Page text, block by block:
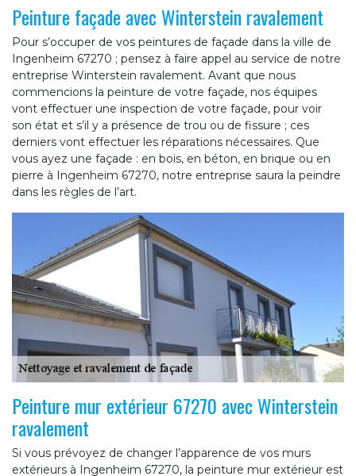
Peinture façade avec Winterstein ravalement
Pour s’occuper de vos peintures de façade dans la ville de
Ingenheim 67270 ; pensez à faire appel au service de notre
entreprise Winterstein ravalement. Avant que nous
commencions la peinture de votre façade, nos équipes
vont effectuer une inspection de votre façade, pour voir
son état et s’il y a présence de trou ou de fissure ; ces
derniers vont effectuer les réparations nécessaires. Que
vous ayez une façade : en bois, en béton, en brique ou en
pierre à Ingenheim 67270, notre entreprise saura la peindre
dans les règles de l’art.
Peinture mur extérieur 67270 avec Winterstein
ravalement
Si vous prévoyez de changer l’apparence de vos murs
extérieurs à Ingenheim 67270, la peinture mur extérieur est